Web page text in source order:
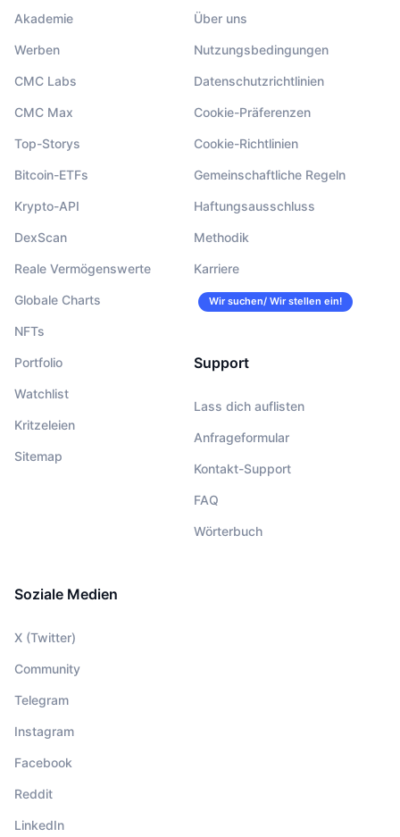
Akademie
Werben
CMC Labs
CMC Max
Top-Storys
Bitcoin-ETFs
Krypto-API
DexScan
Reale Vermögenswerte
Globale Charts
NFTs
Portfolio
Watchlist
Kritzeleien
Sitemap
Über uns
Nutzungsbedingungen
Datenschutzrichtlinien
Cookie-Präferenzen
Cookie-Richtlinien
Gemeinschaftliche Regeln
Haftungsausschluss
Methodik
Karriere
Wir suchen/ Wir stellen ein!
Support
Lass dich auflisten
Anfrageformular
Kontakt-Support
FAQ
Wörterbuch
Soziale Medien
X (Twitter)
Community
Telegram
Instagram
Facebook
Reddit
LinkedIn